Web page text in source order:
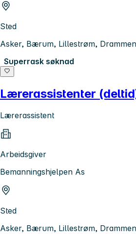
Sted
Asker, Bærum, Lillestrøm,
Superrask søknad
Lærerassistenter
Lærerassistent
Arbeidsgiver
Bemanningshjelpen As
Sted
Asker, Bærum, Lillestrøm,